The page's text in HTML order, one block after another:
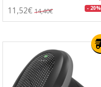
11,52€ 14,40€ - 20%